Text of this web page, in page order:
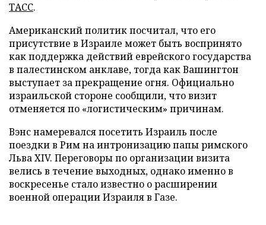
ТАСС.
Американский политик посчитал, что его
присутствие в Израиле может быть воспринято
как поддержка действий еврейского государства
в палестинском анклаве, тогда как Вашингтон
выступает за прекращение огня. Официально
израильской стороне сообщили, что визит
отменяется по «логистическим» причинам.
Вэнс намеревался посетить Израиль после
поездки в Рим на интронизацию папы римского
Льва XIV. Переговоры по организации визита
велись в течение выходных, однако именно в
воскресенье стало известно о расширении
военной операции Израиля в Газе.